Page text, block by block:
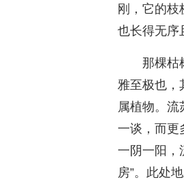
刚，它的枝
也长得无序
那棵枯
雅至极也，
属植物。流
一谈，而更
一阴一阳，
房”。此处